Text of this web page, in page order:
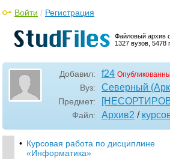
Файловый архив
1327 вузов, 5478
Войти / Регистрация
Добавил: f24
Вуз: Северный
Предмет:
Файл: Архив2 /
• Курсовая работа по дисциплине
«Информатика»